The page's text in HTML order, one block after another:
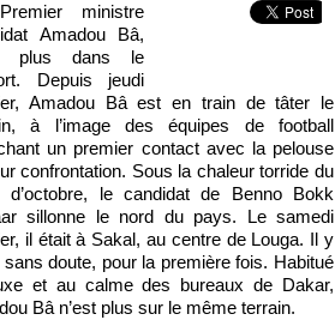
ministre
Amadou Bâ,
plus dans le
Depuis jeudi
Amadou Bâ est en train de tâter le
à l’image des équipes de football
un premier contact avec la pelouse
confrontation. Sous la chaleur torride du
d’octobre, le candidat de Benno Bokk
sillonne le nord du pays. Le samedi
il était à Sakal, au centre de Louga. Il y
sans doute, pour la première fois. Habitué
et au calme des bureaux de Dakar,
Bâ n’est plus sur le même terrain.